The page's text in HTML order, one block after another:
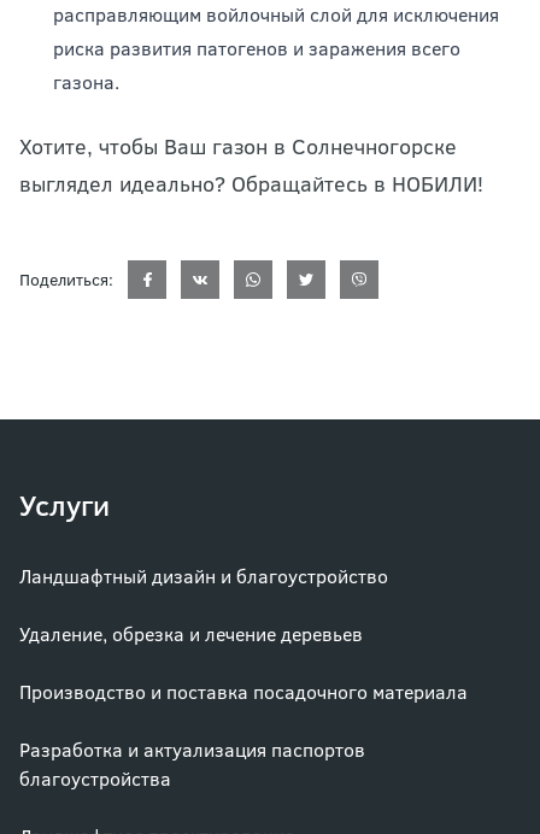
расправляющим войлочный слой для исключения
риска развития патогенов и заражения всего
газона.
Хотите, чтобы Ваш газон в Солнечногорске
выглядел идеально? Обращайтесь в НОБИЛИ!
Поделиться:
Услуги
Ландшафтный дизайн и благоустройство
Удаление, обрезка и лечение деревьев
Производство и поставка посадочного материала
Разработка и актуализация паспортов
благоустройства